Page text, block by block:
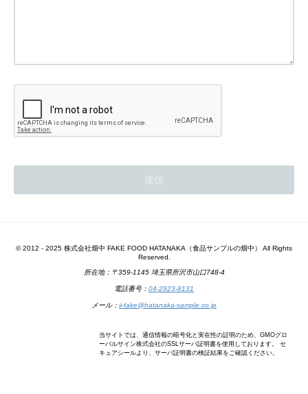
© 2012 - 2025 株式会社畑中 FAKE FOOD HATANAKA（食品サンプルの畑中） All Rights
Reserved.
所在地：〒359-1145 埼玉県所沢市山口748-4
電話番号： 04-2923-8131
メール： ii-fake@hatanaka-sample.co.jp
当サイトでは、通信情報の暗号化と実在性の証明のため、GMOグロ
ーバルサイン株式会社のSSLサーバ証明書を使用しております。 セ
キュアシールより、サーバ証明書の検証結果をご確認ください。